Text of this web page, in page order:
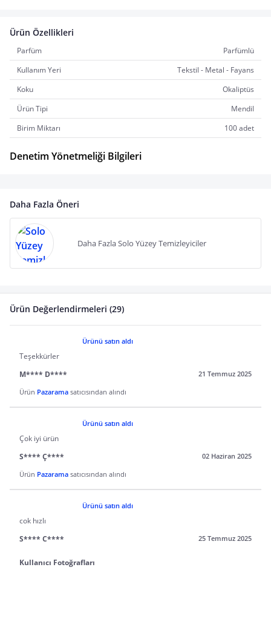
Ürün Özellikleri
Parfüm
Parfümlü
Kullanım Yeri
Tekstil - Metal - Fayans
Koku
Okaliptüs
Ürün Tipi
Mendil
Birim Miktarı
100 adet
Denetim Yönetmeliği Bilgileri
Daha Fazla Öneri
Daha Fazla Solo Yüzey Temizleyiciler
Ürün Değerlendirmeleri (29)
Ürünü satın aldı
Teşekkürler
M**** D****
21 Temmuz 2025
Ürün Pazarama satıcısından alındı
Ürünü satın aldı
Çok iyi ürün
S**** Ç****
02 Haziran 2025
Ürün Pazarama satıcısından alındı
Ürünü satın aldı
cok hızlı
S**** C****
25 Temmuz 2025
Kullanıcı Fotoğrafları